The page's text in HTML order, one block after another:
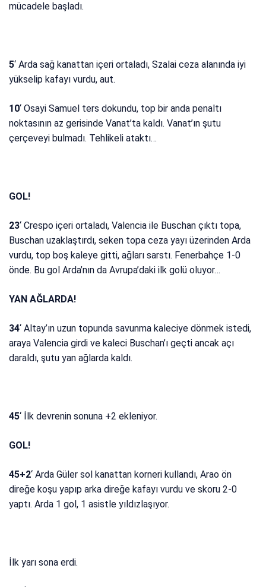
mücadele başladı.
5‘ Arda sağ kanattan içeri ortaladı, Szalai ceza alanında iyi
yükselip kafayı vurdu, aut.
10‘ Osayi Samuel ters dokundu, top bir anda penaltı
noktasının az gerisinde Vanat’ta kaldı. Vanat’ın şutu
çerçeveyi bulmadı. Tehlikeli ataktı…
GOL!
23‘ Crespo içeri ortaladı, Valencia ile Buschan çıktı topa,
Buschan uzaklaştırdı, seken topa ceza yayı üzerinden Arda
vurdu, top boş kaleye gitti, ağları sarstı. Fenerbahçe 1-0
önde. Bu gol Arda’nın da Avrupa’daki ilk golü oluyor…
YAN AĞLARDA!
34‘ Altay’ın uzun topunda savunma kaleciye dönmek istedi,
araya Valencia girdi ve kaleci Buschan’ı geçti ancak açı
daraldı, şutu yan ağlarda kaldı.
45‘ İlk devrenin sonuna +2 ekleniyor.
GOL!
45+2‘ Arda Güler sol kanattan korneri kullandı, Arao ön
direğe koşu yapıp arka direğe kafayı vurdu ve skoru 2-0
yaptı. Arda 1 gol, 1 asistle yıldızlaşıyor.
İlk yarı sona erdi.